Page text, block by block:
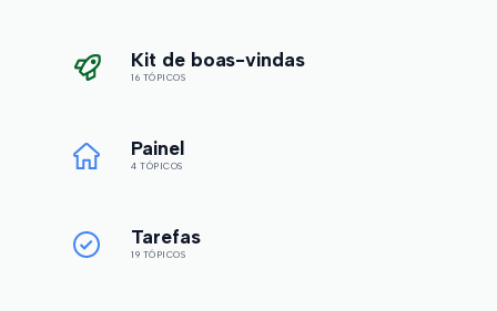
Kit de boas-vindas
16 TÓPICOS
Painel
4 TÓPICOS
Tarefas
19 TÓPICOS